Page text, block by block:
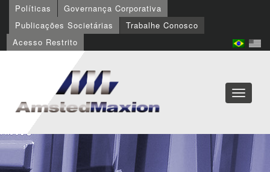
Políticas
Governança Corporativa
Publicações Societárias
Trabalhe Conosco
Acesso Restrito